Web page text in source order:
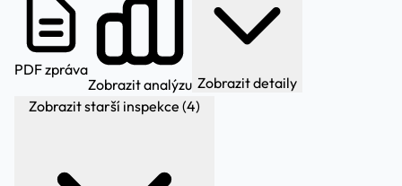
PDF zpráva
Zobrazit analýzu Zobrazit detaily
Zobrazit starší inspekce (4)